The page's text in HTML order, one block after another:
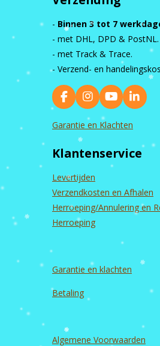
- Binnen 3 tot 7
- met DHL, DPD & PostNL.
- met Track & Trace.
- Verzend- en
F
a
c
o
k
I
n
s
g
a
m
Y
o
u
b
e
L
i
d
Garantie en Klachten
Klantenservice
Levertijden
Verzendkosten en Afhalen
Herroeping/Annulering en
Herroeping
Garantie en klachten
Betaling
Algemene Voorwaarden